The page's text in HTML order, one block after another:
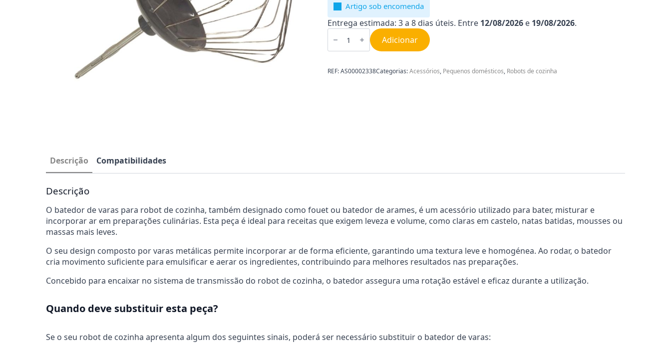
Artigo sob encomenda
Entrega estimada: 3 a 8 dias úteis. Entre 12/08/2026 e 19/08/2026.
Quantidade
de
de
para
Robot
Adicionar
REF:AS00002338Categorias:Acessórios, Pequenos domésticos, Robots de cozinha
Descrição Compatibilidades
Descrição
O batedor de varas para robot de cozinha, também designado como fouet ou batedor de arames, é um acessório utilizado para bater, misturar e
incorporar ar em preparações culinárias. Esta peça é ideal para receitas que exigem leveza e volume, como claras em castelo, natas batidas, mousses ou
massas mais leves.
O seu design composto por varas metálicas permite incorporar ar de forma eficiente, garantindo uma textura leve e homogénea. Ao rodar, o batedor
cria movimento suficiente para emulsificar e aerar os ingredientes, contribuindo para melhores resultados nas preparações.
Concebido para encaixar no sistema de transmissão do robot de cozinha, o batedor assegura uma rotação estável e eficaz durante a utilização.
Quando deve substituir esta peça?
Se o seu robot de cozinha apresenta algum dos seguintes sinais, poderá ser necessário substituir o batedor de varas: